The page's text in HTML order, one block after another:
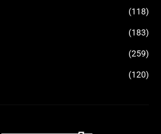
(118)
(183)
(259)
(120)